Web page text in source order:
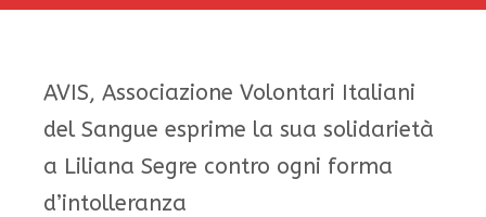
AVIS, Associazione Volontari Italiani
del Sangue esprime la sua solidarietà
a Liliana Segre contro ogni forma
d’intolleranza